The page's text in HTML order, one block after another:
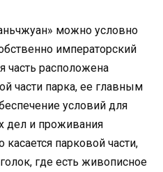
можно условно
императорский
часть расположена
части парка, ее главным
условий для
дел и проживания
парковой части,
где есть живописное